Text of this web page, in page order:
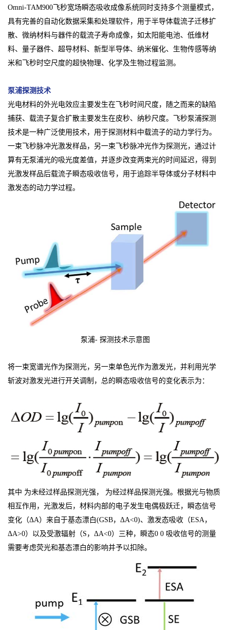
Omni-TAM900飞秒宽场瞬态吸收成像系统同时支持多个测量模式，
具有完善的自动化数据采集和处理软件，用于半导体载流子迁移扩
散、微纳材料与器件的载流子寿命成像，如太阳能电池、低维材
料、量子器件、超导材料、新型半导体、纳米催化、生物传感等纳
米和飞秒时空尺度的超快物理、化学及生物过程监测。
泵浦探测技术
光电材料的外光电效应主要发生在飞秒时间尺度，随之而来的缺陷
捕获、载流子复合扩散主要发生在皮秒、纳秒尺度。飞秒泵浦探测
技术是一种广泛使用技术，用于探测材料中载流子的动力学行为。
一束飞秒脉冲光激发样品，另一束飞秒脉冲光作为探测光，通过计
算有无泵浦光的吸光度差值，并逐步改变两束光的时间延迟，得到
光激发样品后载流子瞬态吸收信号，用于追踪半导体或分子材料中
激发态的动力学过程。
泵浦- 探测技术示意图
将一束宽谱光作为探测光，另一束单色光作为激发光，并利用光学
斩波对激发光进行开关调制，总的瞬态吸收信号的变化表示为：
其中 为未经过样品探测光强， 为经过样品探测光强。根据光与物质
相互作用，光激发后，材料内部的电子发生电偶极跃迁，瞬态信号
变化（ΔA）来自于基态漂白(GSB，ΔA<0)、激发态吸收（ESA，
ΔA>0）以及受激辐射（S，ΔA<0）三种，瞬态0 0 吸收信号的测量
需要考虑荧光和基态漂白的影响并予以扣除。